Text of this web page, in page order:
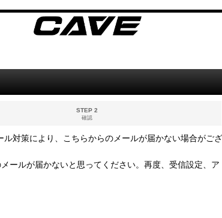
STEP 2
確認
対策により、こちらからのメールが届かない場合がござ
ルが届かないと思ってください。再度、受信設定、